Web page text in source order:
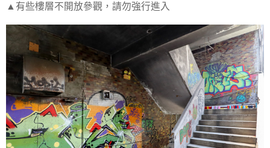
▲有些樓層不開放參觀，請勿強行進入